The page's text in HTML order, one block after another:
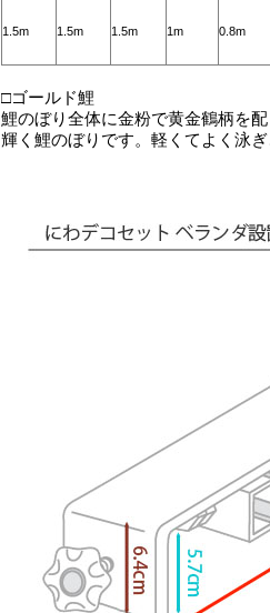
1.5m 1.5m 1.5m 1m 0.8m
□ゴールド鯉
鯉のぼり全体に金粉で黄金鶴柄を
輝く鯉のぼりです。軽くてよく泳